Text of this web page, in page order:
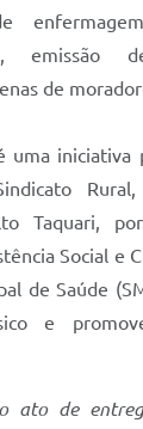
emissão
de
uma iniciativa
Taquari,
Social e
de Saúde
e
ato de